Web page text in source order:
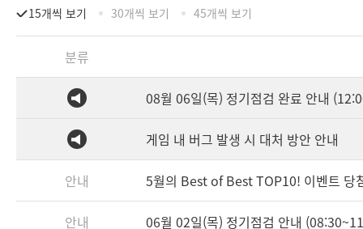
15개씩 보기 30개씩 보기 45개씩 보기
분류
08월 06일(목) 정기점검 완료 안내
게임 내 버그 발생 시 대처 방안 안내
안내 5월의 Best of Best TOP10! 이벤트 당
안내 06월 02일(목) 정기점검 안내